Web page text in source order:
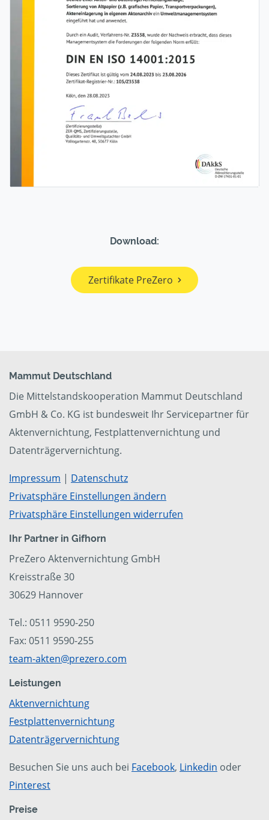
Download:
Zertifikate PreZero
Mammut Deutschland
Die Mittelstandskooperation Mammut Deutschland
GmbH & Co. KG ist bundesweit Ihr Servicepartner für
Aktenvernichtung, Festplattenvernichtung und
Datenträgervernichtung.
Impressum | Datenschutz
Privatsphäre Einstellungen ändern
Privatsphäre Einstellungen widerrufen
Ihr Partner in Gifhorn
PreZero Aktenvernichtung GmbH
Kreisstraße 30
30629 Hannover
Tel.: 0511 9590-250
Fax: 0511 9590-255
team-akten@prezero.com
Leistungen
Aktenvernichtung
Festplattenvernichtung
Datenträgervernichtung
Besuchen Sie uns auch bei Facebook, Linkedin oder
Pinterest
Preise